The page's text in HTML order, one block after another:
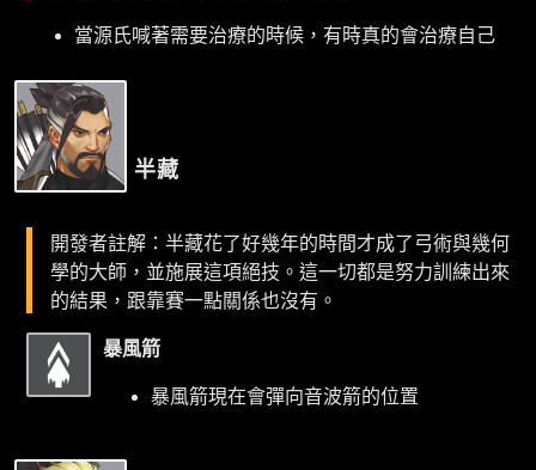
當源氏喊著需要治療的時候，有時真的會治療自己
半藏
開發者註解：半藏花了好幾年的時間才成了弓術與幾何
學的大師，並施展這項絕技。這一切都是努力訓練出來
的結果，跟靠賽一點關係也沒有。
暴風箭
暴風箭現在會彈向音波箭的位置